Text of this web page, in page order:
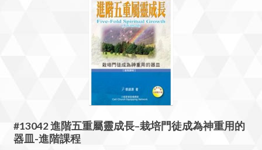
#13042 進階五重屬靈成長–栽培門徒成為神重用的
器皿-進階課程